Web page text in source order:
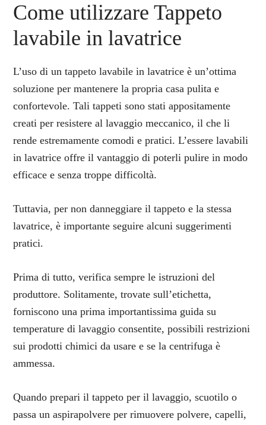
Come utilizzare Tappeto
lavabile in lavatrice
L’uso di un tappeto lavabile in lavatrice è un’ottima
soluzione per mantenere la propria casa pulita e
confortevole. Tali tappeti sono stati appositamente
creati per resistere al lavaggio meccanico, il che li
rende estremamente comodi e pratici. L’essere lavabili
in lavatrice offre il vantaggio di poterli pulire in modo
efficace e senza troppe difficoltà.
Tuttavia, per non danneggiare il tappeto e la stessa
lavatrice, è importante seguire alcuni suggerimenti
pratici.
Prima di tutto, verifica sempre le istruzioni del
produttore. Solitamente, trovate sull’etichetta,
forniscono una prima importantissima guida su
temperature di lavaggio consentite, possibili restrizioni
sui prodotti chimici da usare e se la centrifuga è
ammessa.
Quando prepari il tappeto per il lavaggio, scuotilo o
passa un aspirapolvere per rimuovere polvere, capelli,